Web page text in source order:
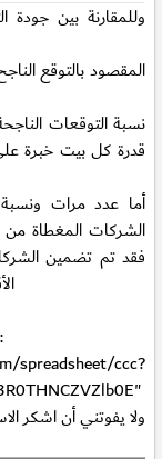
وللمقارنة بين
قدرة كل بيت خبرة
الشركات المغطاة من
الأقل (24
ولمشاهدة الشركات المغطاة أرجو زيارة الرابط التالي:
ccc?
ولا يفوتني أن اشكر